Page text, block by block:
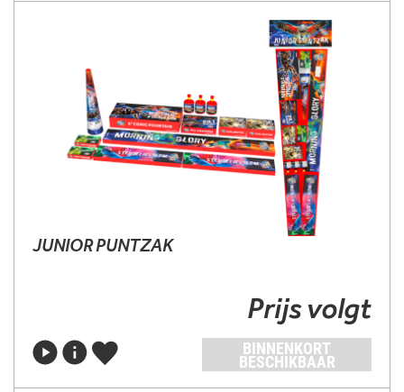
JUNIOR PUNTZAK
Prijs volgt
BINNENKORT
BESCHIKBAAR